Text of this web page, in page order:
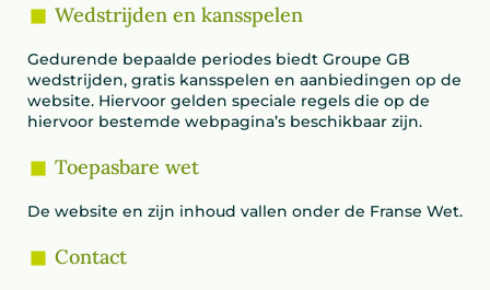
Wedstrijden en kansspelen
Gedurende bepaalde periodes biedt Groupe GB
wedstrijden, gratis kansspelen en aanbiedingen op de
website. Hiervoor gelden speciale regels die op de
hiervoor bestemde webpagina’s beschikbaar zijn.
Toepasbare wet
De website en zijn inhoud vallen onder de Franse Wet.
Contact